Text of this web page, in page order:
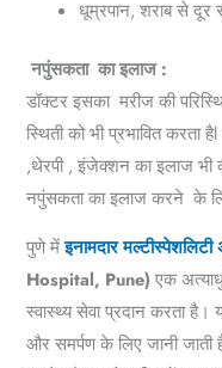
धूम्रपान,शराब से दूर
नपुंसकता का इलाज :
डॉक्टर इसका मरीज की
स्थिती को भी प्रभावित
,थेरपी,इंजेक्शन का इलाज भी
नपुंसकताका इलाज करने के
पुणे मेंइनामदार
Hospital, Pune) एक
स्वास्थ्य सेवा प्रदान करता है।
और समर्पण के लिए जानी